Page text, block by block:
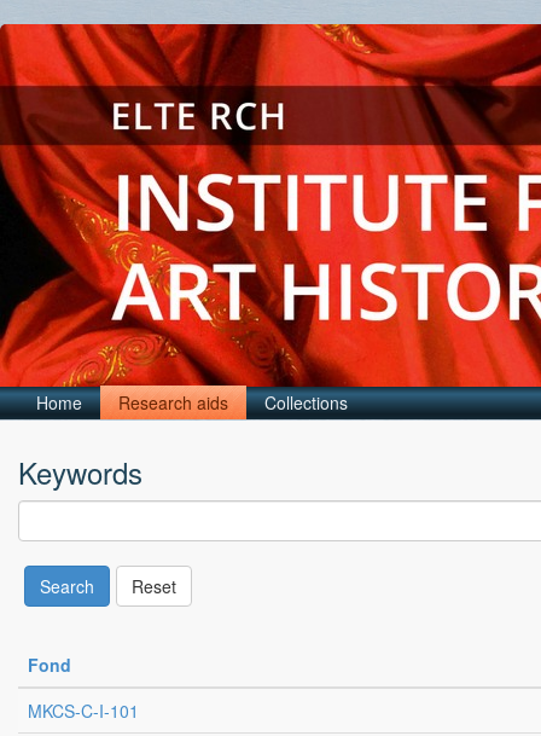
Home Research aids Collections
Keywords
Search Reset
Fond
MKCS-C-I-101